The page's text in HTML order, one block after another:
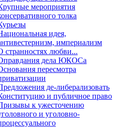
мероприятия
толка
идея,
империализм
странностях любви...
дела ЮКОСа
пересмотра
де-либерализовать
и публичное право
к ужесточению
и уголовно-